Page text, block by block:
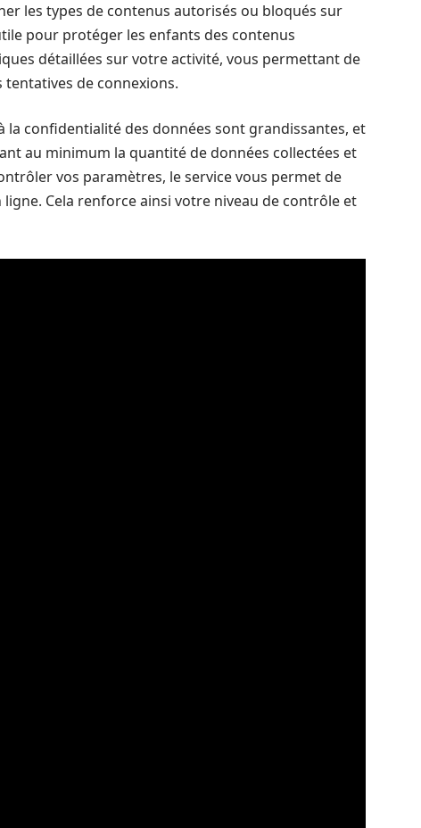
les types de contenus autorisés ou bloqués sur
pour protéger les enfants des contenus
détaillées sur votre activité, vous permettant de
de connexions.
la confidentialité des données sont grandissantes, et
au minimum la quantité de données collectées et
vos paramètres, le service vous permet de
Cela renforce ainsi votre niveau de contrôle et